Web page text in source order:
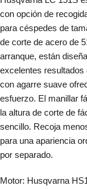
con opción de
para céspedes de
de corte de acero de
arranque, están
excelentes resultados
con agarre suave
esfuerzo. El manillar
la altura de corte de
sencillo. Recoja
para una apariencia
por separado.
Motor: Husqvarna